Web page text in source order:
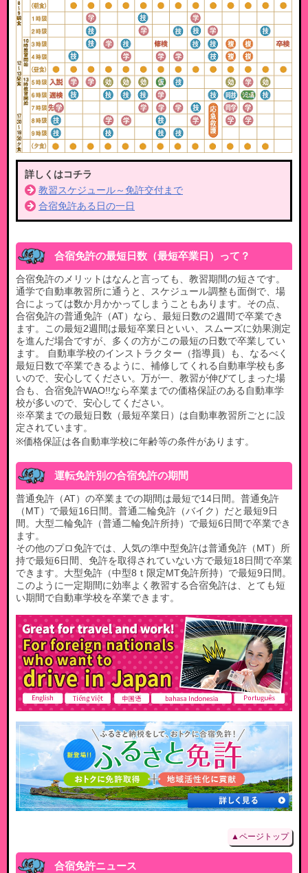
詳しくはコチラ
教習スケジュール～免許交付まで
合宿免許ある⽇の⼀⽇
合宿免許の最短日数（最短卒業日）って？​
合宿免許のメリットはなんと言っても、教習期間の短さです。
通学で自動車教習所に通うと、スケジュール調整も面倒で、場
合によっては数か月かかってしまうこともあります。その点、
合宿免許の普通免許（AT）なら、最短日数の2週間で卒業でき
ます。この最短2週間は最短卒業日といい、スムーズに効果測定
を進んだ場合ですが、多くの方がこの最短の日数で卒業してい
ます。​ 自動車学校のインストラクター（指導員）も、なるべく
最短日数で卒業できるように、補修してくれる自動車学校も多
いので、安心してください。万が一、教習が伸びてしまった場
合も、合宿免許WAO!!なら卒業までの価格保証のある自動車学
校が多いので、安心してください。​
※卒業までの最短日数（最短卒業日）は自動車教習所ごとに設
定されています。​
※価格保証は各自動車学校に年齢等の条件があります。
運転免許別の合宿免許の期間
普通免許（AT）の卒業までの期間は最短で14日間。普通免許
（MT）で最短16日間。普通二輪免許（バイク）だと最短9日
間。大型二輪免許（普通二輪免許所持）で最短6日間で卒業でき
ます。
その他のプロ免許では、人気の準中型免許は普通免許（MT）所
持で最短6日間、免許を取得されていない方で最短18日間で卒業
できます。大型免許（中型8ｔ限定MT免許所持）で最短9日間。
このように一定期間に効率よく教習する合宿免許は、とても短
い期間で自動車学校を卒業できます。
▲ページトップ
合宿免許ニュース